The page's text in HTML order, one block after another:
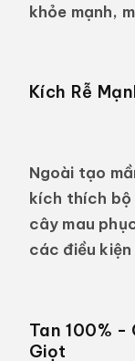
khỏe mạnh,
Kích Rễ
Ngoài tạo
kích thích bộ
cây mau
các điều
Tan 100% -
Giọt